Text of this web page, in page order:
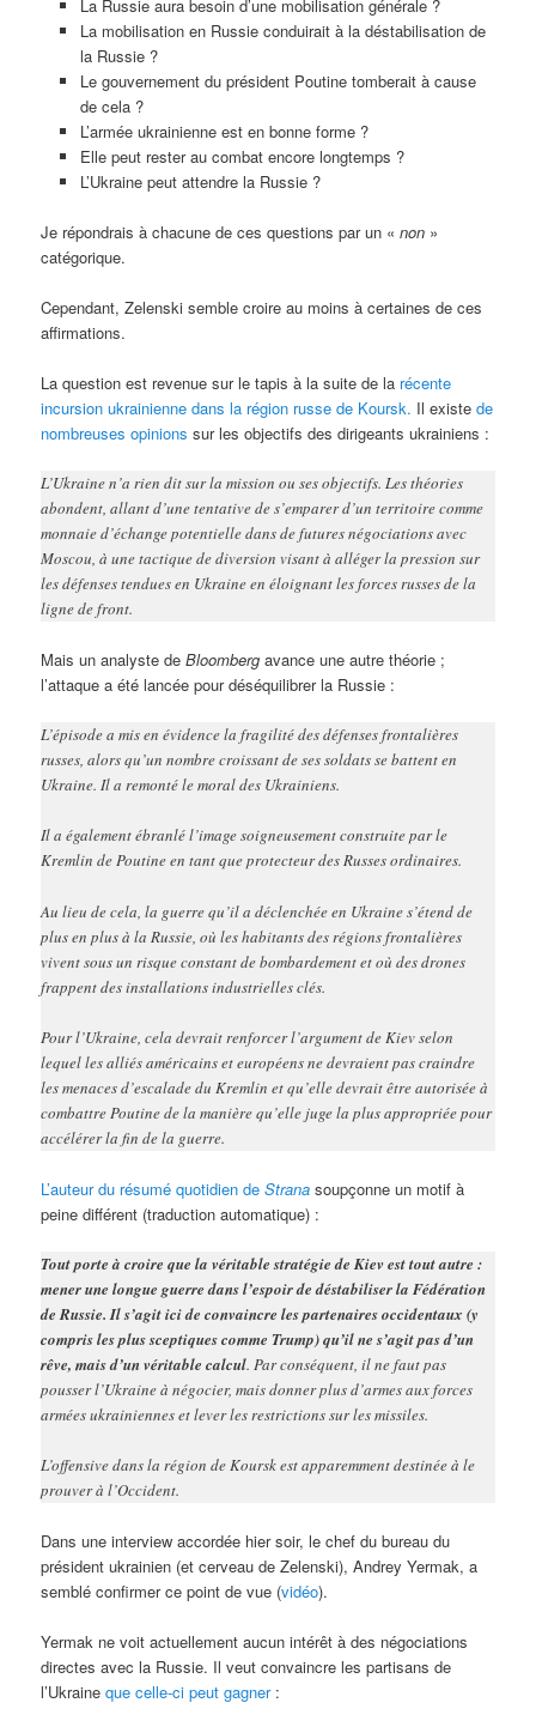
La Russie aura besoin d’une mobilisation générale ?
La mobilisation en Russie conduirait à la déstabilisation de
la Russie ?
Le gouvernement du président Poutine tomberait à cause
de cela ?
L’armée ukrainienne est en bonne forme ?
Elle peut rester au combat encore longtemps ?
L’Ukraine peut attendre la Russie ?
Je répondrais à chacune de ces questions par un «non »
catégorique.
Cependant, Zelenski semble croire au moins à certaines de ces
affirmations.
La question est revenue sur le tapis à la suite de la récente
incursion ukrainienne dans la région russe de Koursk. Il existede
nombreuses opinions sur les objectifs des dirigeants ukrainiens :
L’Ukraine n’a rien dit sur la mission ou ses objectifs. Les théories
abondent, allant d’une tentative de s’emparer d’un territoire comme
monnaie d’échange potentielle dans de futures négociations avec
Moscou, à une tactique de diversion visant à alléger la pression sur
les défenses tendues en Ukraine en éloignant les forces russes de la
ligne de front.
Mais un analyste deBloomberg avance une autre théorie ;
l’attaque a été lancée pour déséquilibrer la Russie :
L’épisode a mis en évidence la fragilité des défenses frontalières
russes, alors qu’un nombre croissant de ses soldats se battent en
Ukraine. Il a remonté le moral des Ukrainiens.
Il a également ébranlé l’image soigneusement construite par le
Kremlin de Poutine en tant que protecteur des Russes ordinaires.
Au lieu de cela, la guerre qu’il a déclenchée en Ukraine s’étend de
plus en plus à la Russie, où les habitants des régions frontalières
vivent sous un risque constant de bombardement et où des drones
frappent des installations industrielles clés.
Pour l’Ukraine, cela devrait renforcer l’argument de Kiev selon
lequel les alliés américains et européens ne devraient pas craindre
les menaces d’escalade du Kremlin et qu’elle devrait être autorisée à
combattre Poutine de la manière qu’elle juge la plus appropriée pour
accélérer la fin de la guerre.
L’auteur du résumé quotidien deStrana soupçonne un motif à
peine différent (traduction automatique) :
Tout porte à croire que la véritable stratégie de Kiev est tout autre :
mener une longue guerre dans l’espoir de déstabiliser la Fédération
de Russie. Il s’agit ici de convaincre les partenaires occidentaux (y
compris les plus sceptiques comme Trump) qu’il ne s’agit pas d’un
rêve, mais d’un véritable calcul. Par conséquent, il ne faut pas
pousser l’Ukraine à négocier, mais donner plus d’armes aux forces
armées ukrainiennes et lever les restrictions sur les missiles.
L’offensive dans la région de Koursk est apparemment destinée à le
prouver à l’Occident.
Dans une interview accordée hier soir, le chef du bureau du
président ukrainien (et cerveau de Zelenski), Andrey Yermak, a
semblé confirmer ce point de vue (vidéo).
Yermak ne voit actuellement aucun intérêt à des négociations
directes avec la Russie. Il veut convaincre les partisans de
l’Ukraineque celle-ci peut gagner: